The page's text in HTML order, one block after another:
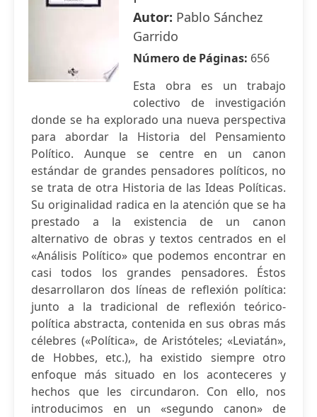
Autor: Pablo Sánchez
Garrido
Número de Páginas: 656
Esta obra es un trabajo
colectivo de investigación
donde se ha explorado una nueva perspectiva
para abordar la Historia del Pensamiento
Político. Aunque se centre en un canon
estándar de grandes pensadores políticos, no
se trata de otra Historia de las Ideas Políticas.
Su originalidad radica en la atención que se ha
prestado a la existencia de un canon
alternativo de obras y textos centrados en el
«Análisis Político» que podemos encontrar en
casi todos los grandes pensadores. Éstos
desarrollaron dos líneas de reflexión política:
junto a la tradicional de reflexión teórico-
política abstracta, contenida en sus obras más
célebres («Política», de Aristóteles; «Leviatán»,
de Hobbes, etc.), ha existido siempre otro
enfoque más situado en los aconteceres y
hechos que les circundaron. Con ello, nos
introducimos en un «segundo canon» de